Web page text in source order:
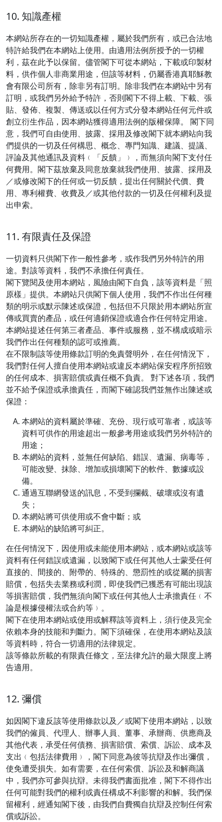
10. 知識產權
本網站所存在的一切知識產權，屬於我們所有，或已合法地
特許給我們在本網站上使用。由適用法例所授予的一切權
利，茲在此予以保留。儘管閣下可從本網站，下載或印製材
料，供作個人非商業用途，但該等材料，仍屬香港真耶穌教
會有限公司所有，除非另有訂明。除非我們在本網站中另有
訂明，或我們另外給予特許，否則閣下不得上載、下載、張
貼、發佈、複製、傳送或以任何方式分發本網站任何元件或
創立衍生作品，因本網站獲得適用法例的版權保障。 閣下同
意，我們可自由使用、披露、採用及修改閣下就本網站向我
們提供的一切及任何構思、概念、專門知識、建議、提議、
評論及其他通訊及資料﹙「反饋」﹚，而無須向閣下支付任
何費用。閣下茲放棄及同意放棄就我們使用、披露、採用及
／或修改閣下的任何或一切反饋，提出任何關於代價、費
用、專利權費、收費及／或其他付款的一切及任何權利及提
出申索。
11. 有限責任及保證
一切資料只供閣下作一般性參考，或作我們另外特許的用
途。對該等資料，我們不承擔任何責任。
閣下覽閱及使用本網站，風險由閣下自負，該等資料是「照
原樣」提供。本網站只供閣下個人使用，我們不作出任何種
類的明示或默示陳述或保證，包括但不只限於用本網站所宣
傳或買賣的產品，或任何適銷保證或適合作任何特定用途。
本網站提述任何第三者產品、事件或服務，並不構成或暗示
我們作出任何種類的認可或推薦。
在不限制該等使用條款訂明的免責聲明外，在任何情況下，
我們對任何人擅自使用本網站或違反本網站保安程序所招致
的任何成本、損害賠償或責任概不負責。 對下述各項，我們
並不給予保證或承擔責任，而閣下確認我們並無作出陳述或
保證：
本網站的資料屬於準確、充份、現行或可靠者，或該等
資料可供作的用途超出一般參考用途或我們另外特許的
用途；
本網站的資料，並無任何缺陷、錯誤、遺漏、病毒等，
可能改變、抹除、增加或損壞閣下的軟件、數據或設
備。
通過互聯網發送的訊息，不受到攔截、破壞或沒有遺
失；
本網站將可供使用或不會中斷；或
本網站的缺陷將可糾正。
在任何情況下，因使用或未能使用本網站，或本網站或該等
資料有任何錯誤或遺漏，以致閣下或任何其他人士蒙受任何
直接的、間接的、附帶的、特殊的、懲罰性的或從屬的損害
賠償，包括失去業務或利潤，即使我們已獲悉有可能出現該
等損害賠償，我們無須向閣下或任何其他人士承擔責任﹙不
論是根據侵權法或合約等﹚。
閣下在使用本網站或使用或解釋該等資料上，須行使及完全
依賴本身的技能和判斷力。閣下須確保，在使用本網站及該
等資料時，符合一切適用的法律規定。
該等條款所載的有限責任條文，至法律允許的最大限度上將
告適用。
12. 彌償
如因閣下違反該等使用條款以及／或閣下使用本網站，以致
我們的僱員、代理人、辦事人員、董事、承辦商、供應商及
其他代表，承受任何債務、損害賠償、索償、訴訟、成本及
支出﹙包括法律費用﹚，閣下同意為彼等抗辯及作出彌償，
使免遭受損失。如有需要，在任何索償、訴訟及和解商議
中，我們亦可參與抗辯。未得我們書面批准，閣下不得作出
任何可能對我們的權利或責任構成不利影響的和解。我們保
留權利，經通知閣下後，由我們自費獨自抗辯及控制任何索
償或訴訟。